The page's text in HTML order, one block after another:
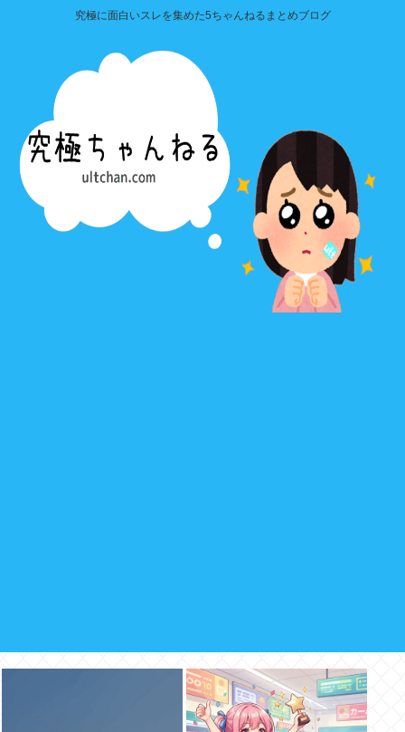
究極に面白いスレを集めた5ちゃんねるまとめブログ